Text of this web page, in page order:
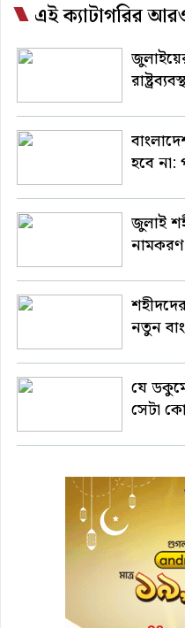
এই ক্যাটাগরির
হবে না:
জুলাই
নামকরণ
নতুন
যে
সেটা